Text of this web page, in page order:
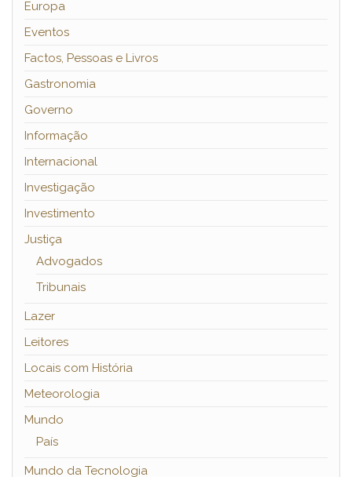
Europa
Eventos
Factos, Pessoas e Livros
Gastronomia
Governo
Informação
Internacional
Investigação
Investimento
Justiça
Advogados
Tribunais
Lazer
Leitores
Locais com História
Meteorologia
Mundo
País
Mundo da Tecnologia